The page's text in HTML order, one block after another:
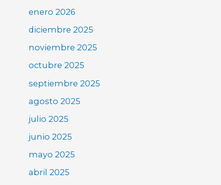
enero 2026
diciembre 2025
noviembre 2025
octubre 2025
septiembre 2025
agosto 2025
julio 2025
junio 2025
mayo 2025
abril 2025